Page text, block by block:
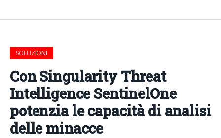
SOLUZIONI
Con Singularity Threat
Intelligence SentinelOne
potenzia le capacità di analisi
delle minacce